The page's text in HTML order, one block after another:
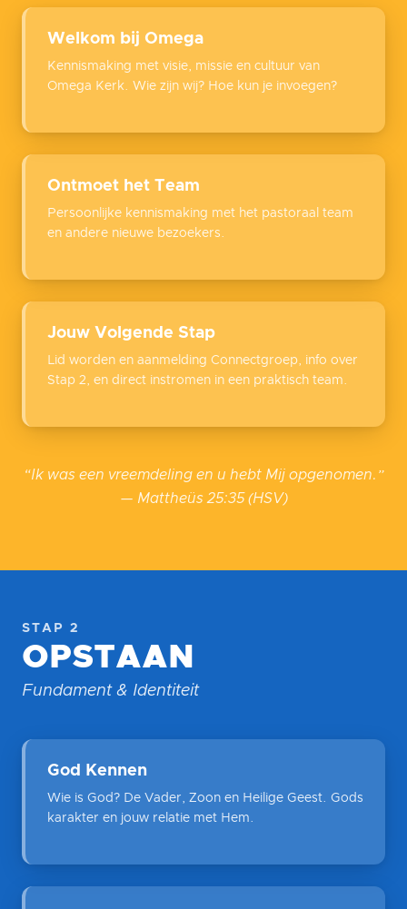
Welkom bij Omega
Kennismaking met visie, missie en cultuur van
Omega Kerk. Wie zijn wij? Hoe kun je invoegen?
Ontmoet het Team
Persoonlijke kennismaking met het pastoraal team
en andere nieuwe bezoekers.
Jouw Volgende Stap
Lid worden en aanmelding Connectgroep, info over
Stap 2, en direct instromen in een praktisch team.
“Ik was een vreemdeling en u hebt Mij opgenomen.”
— Mattheüs 25:35 (HSV)
STAP 2
OPSTAAN
Fundament & Identiteit
God Kennen
Wie is God? De Vader, Zoon en Heilige Geest. Gods
karakter en jouw relatie met Hem.